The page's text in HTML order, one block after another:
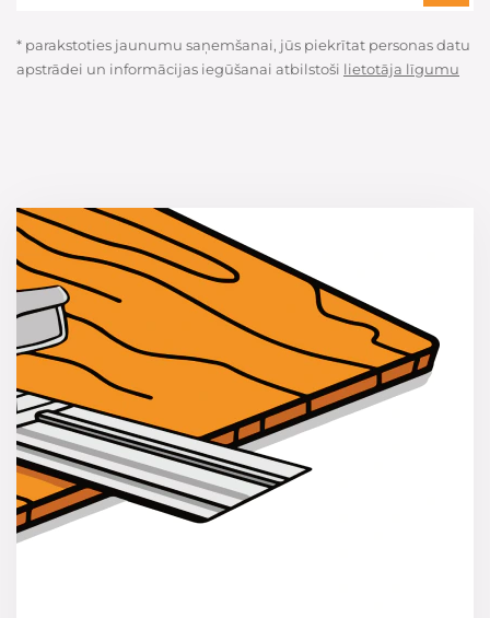
* parakstoties jaunumu saņemšanai, jūs piekrītat personas datu
apstrādei un informācijas iegūšanai atbilstoši lietotāja līgumu